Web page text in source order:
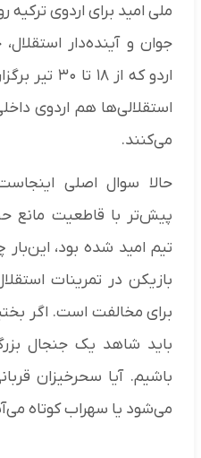
ملی امید برای اردوی
جوان و آینده‌دار
اردو که از
می‌کنند.
حالا سوال اصلی
پیش‌تر با قاطعیت مانع
تیم امید شده بود،
بازیکن در تمرینات
برای مخالفت است. اگر
باید شاهد یک جنجال
باشیم. آیا سحرخیزان
می‌شود یا سهراب کوتاه